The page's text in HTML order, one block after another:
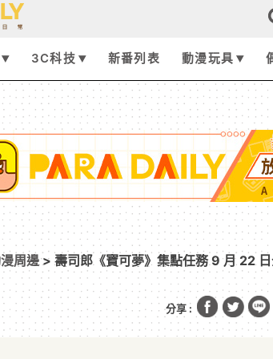
3C科技 新番列表 動漫玩具
周邊> 壽司郎《寶可夢》集點任務 9 月 22 日
飾、湯吞杯、圓淺盤 等你帶回家
分享 :